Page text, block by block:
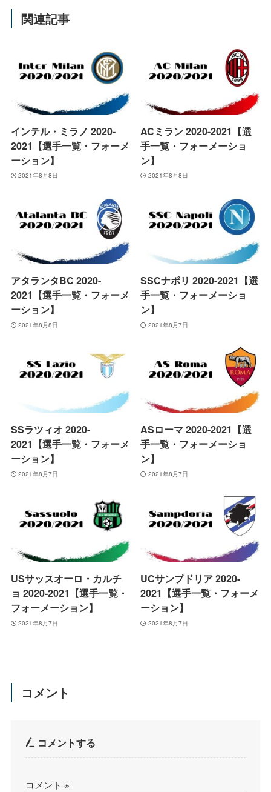
関連記事
インテル・ミラノ 2020-
2021【選手一覧・フォーメ
ーション】
2021年8月8日
ACミラン 2020-2021【選
手一覧・フォーメーショ
ン】
2021年8月8日
アタランタBC 2020-
2021【選手一覧・フォーメ
ーション】
2021年8月8日
SSCナポリ 2020-2021【選
手一覧・フォーメーショ
ン】
2021年8月7日
SSラツィオ 2020-
2021【選手一覧・フォーメ
ーション】
2021年8月7日
ASローマ 2020-2021【選
手一覧・フォーメーショ
ン】
2021年8月7日
USサッスオーロ・カルチ
ョ 2020-2021【選手一覧・
フォーメーション】
2021年8月7日
UCサンプドリア 2020-
2021【選手一覧・フォーメ
ーション】
2021年8月7日
コメント
コメントする
コメント※